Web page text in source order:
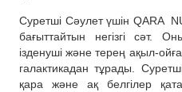
Суретші Сәулет үшін QARA
бағыттайтын негізгі сәт.
ізденуші және терең ақыл-
галактикадан тұрады.
қара және ақ белгілер